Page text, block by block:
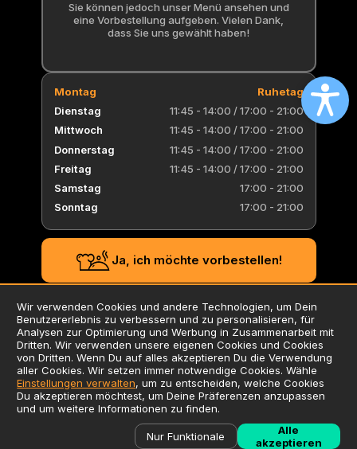
Sie können jedoch unser Menü ansehen und
eine Vorbestellung aufgeben. Vielen Dank,
dass Sie uns gewählt haben!
Montag
Ruhetag
Dienstag
11:45 - 14:00 /17:00 - 21:00
Mittwoch
11:45 - 14:00 /17:00 - 21:00
Donnerstag
11:45 - 14:00 /17:00 - 21:00
Freitag
11:45 - 14:00 /17:00 - 21:00
Samstag
17:00 - 21:00
Sonntag
17:00 - 21:00
Ja, ich möchte vorbestellen!
AGB
Datenschutzerklärung
Impressum
Verwendung von Cookies
Zusatzstoffliste / Allergene
©
Wir verwenden Cookies und andere Technologien, um Dein
Benutzererlebnis zu verbessern und zu personalisieren, für
Analysen zur Optimierung und Werbung in Zusammenarbeit mit
Dritten. Wir verwenden unsere eigenen Cookies und Cookies
von Dritten. Wenn Du auf alles akzeptieren Du die Verwendung
aller Cookies. Wir setzen immer notwendige Cookies. Wähle
Einstellungen verwalten, um zu entscheiden, welche Cookies
Du akzeptieren möchtest, um Deine Präferenzen anzupassen
und um weitere Informationen zu finden.
Nur Funktionale
Alle
akzeptieren